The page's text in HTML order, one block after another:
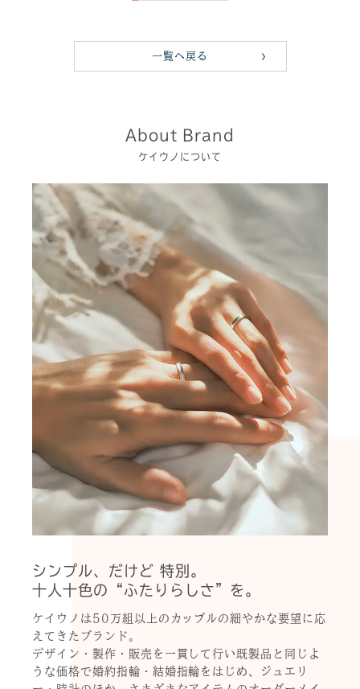
一覧へ戻る
About Brand
ケイウノについて
シンプル、だけど 特別。
十人十色の“ふたりらしさ”を。
ケイウノは50万組以上のカップルの細やかな要望に応
えてきたブランド。
デザイン・製作・販売を一貫して行い既製品と同じよ
うな価格で婚約指輪・結婚指輪をはじめ、ジュエリ